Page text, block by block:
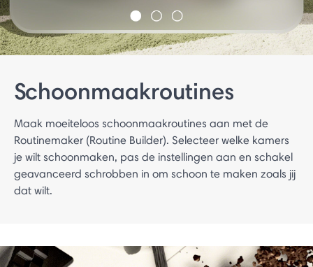
Schoonmaakroutines
Maak moeiteloos schoonmaakroutines aan met de
Routinemaker (Routine Builder). Selecteer welke kamers
je wilt schoonmaken, pas de instellingen aan en schakel
geavanceerd schrobben in om schoon te maken zoals jij
dat wilt.